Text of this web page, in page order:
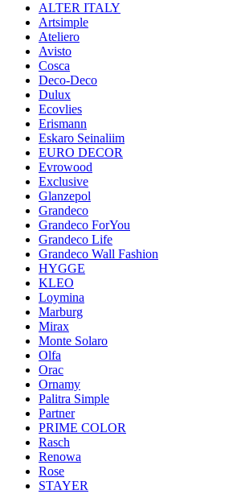
ALTER ITALY
Artsimple
Ateliero
Avisto
Cosca
Deco-Deco
Dulux
Ecovlies
Erismann
Eskaro Seinaliim
EURO DECOR
Evrowood
Exclusive
Glanzepol
Grandeco
Grandeco ForYou
Grandeco Life
Grandeco Wall Fashion
HYGGE
KLEO
Loymina
Marburg
Mirax
Monte Solaro
Olfa
Orac
Ornamy
Palitra Simple
Partner
PRIME COLOR
Rasch
Renowa
Rose
STAYER